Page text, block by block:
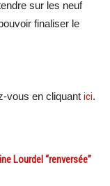
sur les neuf
finaliser le
vous en cliquant ici.
Lourdel “renversée”